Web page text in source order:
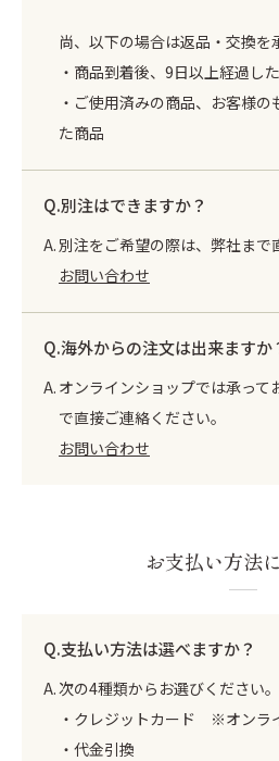
尚、以下の場合は返品・交換を
・商品到着後、9日以上経過し
・ご使用済みの商品、お客様
た商品
別注はできますか？
別注をご希望の際は、弊社まで
お問い合わせ
海外からの注文は出来ますか
オンラインショップでは承って
で直接ご連絡ください。
お問い合わせ
お支払い方法
支払い方法は選べますか？
次の4種類からお選びください。
・クレジットカード ※オンラ
・代金引換